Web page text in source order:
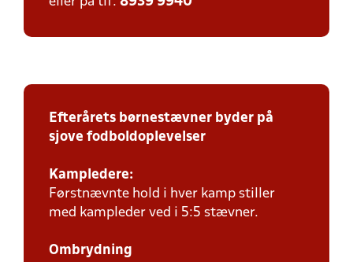
Efterårets børnestævner byder på
sjove fodboldoplevelser
Kampledere:
Førstnævnte hold i hver kamp stiller
med kampleder ved i 5:5 stævner.
Ombrydning